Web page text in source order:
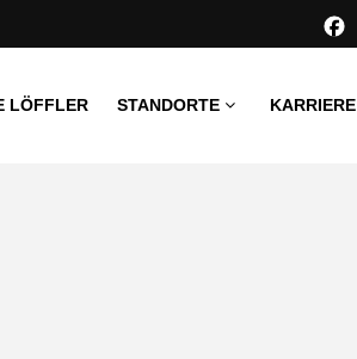
LÖFFLER STANDORTE KARRIERE